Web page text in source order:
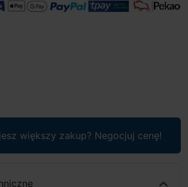
większy zakup? Negocjuj cenę!